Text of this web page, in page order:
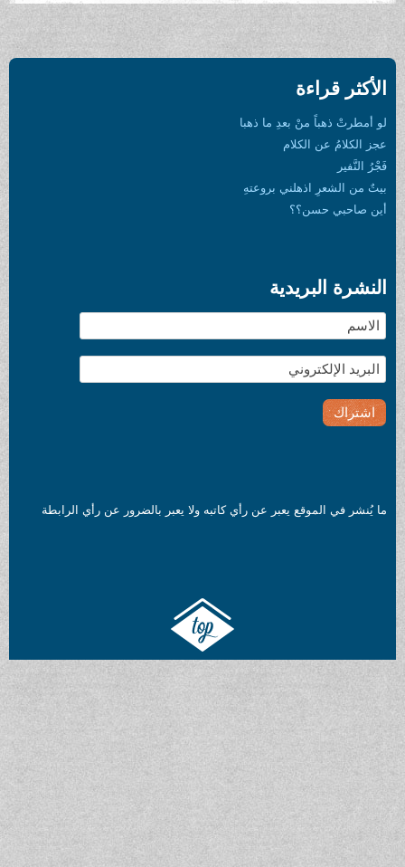
الأكثر قراءة
لو أمطرتْ ذهباً منْ بعدِ ما ذهبا
عجز الكلامُ عن الكلام
فَجْرُ النَّفير
بيتٌ من الشعرِ اذهلني بروعتهِ
أين صاحبي حسن؟؟
النشرة البريدية
ما يُنشر في الموقع يعبر عن رأي كاتبه ولا يعبر بالضرور عن رأي الرابطة